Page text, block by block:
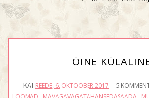
ÖINE
KAI REEDE, 6. OKTOOBER 2017 5
LOOMAD , MAVÄGAVÄGATAHANSEDASAADA,